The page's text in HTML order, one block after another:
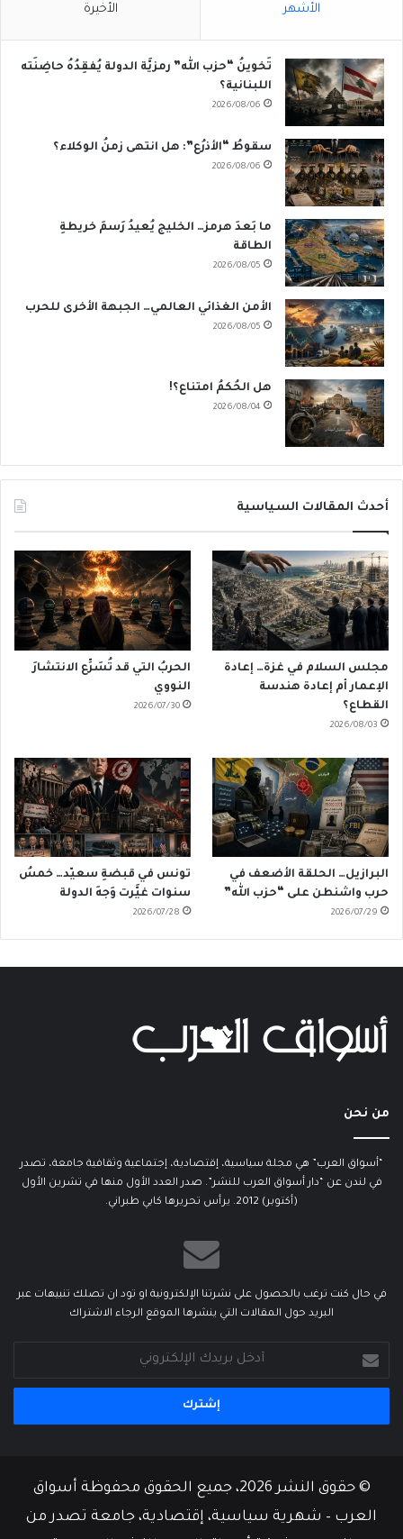
الأشهر الأخيرة
تَخوينُ “حزب الله” رمزيَّة الدولة يُفقِدُهُ حاضِنَته
اللبنانية؟
2026/08/06
سقوطُ “الأذرُع”: هل انتهى زمنُ الوكلاء؟
2026/08/06
ما بَعدَ هرمز… الخليج يُعيدُ رَسمَ خريطةِ
الطاقة
2026/08/05
الأمن الغذائي العالمي… الجبهة الأخرى للحرب
2026/08/05
هل الحُكمُ امتناع؟!
2026/08/04
أحدث المقالات السياسية
مجلس السلام في غزة… إعادة
الإعمار أم إعادة هندسة
القطاع؟
2026/08/03
الحربُ التي قد تُسَرِّع الانتشارَ
النووي
2026/07/30
البرازيل… الحلقة الأضعف في
حرب واشنطن على “حزب الله”
2026/07/29
تونس في قبضةِ سعيّد… خمسُ
سنوات غيَّرت وَجهَ الدولة
2026/07/28
من نحن
“أسواق العرب” هي مجلة سياسية، إقتصادية، إجتماعية وثقافية جامعة، تصدر
في لندن عن “دار أسواق العرب للنشر”. صدر العدد الأول منها في تشرين الأول
(أكتوبر) 2012. يرأس تحريرها كابي طبراني.
في حال كنت ترغب بالحصول على نشرتنا الإلكترونية او تود ان تصلك تنبيهات عبر
البريد حول المقالات التي ينشرها الموقع الرجاء الاشتراك
بريدك
الإلكتروني
© حقوق النشر 2026، جميع الحقوق محفوظة أسواق
العرب – شهرية سياسية، إقتصادية، جامعة تصدر من